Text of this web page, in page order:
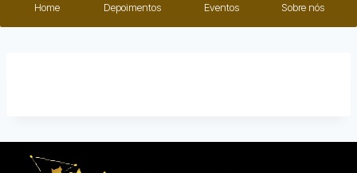
Home Depoimentos Eventos Sobre nós